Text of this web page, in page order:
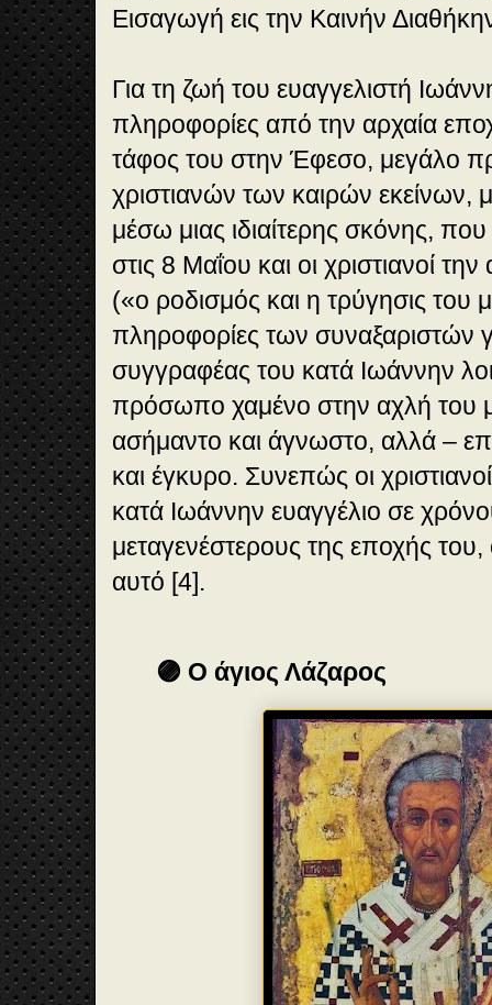
Εισαγωγή εις την Καινήν
Για τη ζωή του ευαγγελιστή
πληροφορίες από την αρχαία
τάφος του στην Έφεσο, μεγάλο
χριστιανών των καιρών εκείνων,
μέσω μιας ιδιαίτερης σκόνης,
στις 8 Μαΐου και οι χριστιανοί
(«ο ροδισμός και η τρύγησις του
πληροφορίες των συναξαριστών
συγγραφέας του κατά Ιωάννην
πρόσωπο χαμένο στην αχλή του
ασήμαντο και άγνωστο, αλλά –
και έγκυρο. Συνεπώς οι
κατά Ιωάννην ευαγγέλιο σε
μεταγενέστερους της εποχής
αυτό [4].
🟣 Ο άγιος Λάζαρος